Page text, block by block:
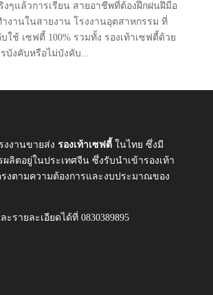
งๆแล้วการเรียน สายอาชีพที่ต้องฝึกฝนฝีมือ
ำงานในสายงาน โรงงานอุตสาหกรรม ที่
ใช้ เซฟตี้ 100% รวมทั้ง รองเท้าเซฟตี้ด้วย
บังคับหรือไม่บังคับ...
งงานขายส่ง รองเท้าเซฟตี้ ในไทย ซึ่งมี
ผลิตอยู่ในประเทศจีน ซึ่งรับนำเข้ารองเท้า
งตามความต้องการและงบประมาณของ
รายละเอียดได้ที่ 0830389895